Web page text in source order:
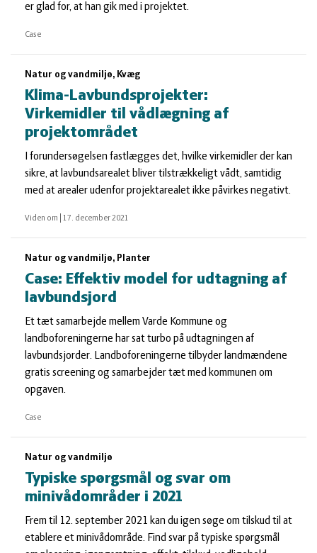
er glad for, at han gik med i projektet.
Case
Natur og vandmiljø, Kvæg
Klima-Lavbundsprojekter:
Virkemidler til vådlægning af
projektområdet
I forundersøgelsen fastlægges det, hvilke virkemidler der kan
sikre, at lavbundsarealet bliver tilstrækkeligt vådt, samtidig
med at arealer udenfor projektarealet ikke påvirkes negativt.
Viden om 17. december 2021
Natur og vandmiljø, Planter
Case: Effektiv model for udtagning af
lavbundsjord
Et tæt samarbejde mellem Varde Kommune og
landboforeningerne har sat turbo på udtagningen af
lavbundsjorder. Landboforeningerne tilbyder landmændene
gratis screening og samarbejder tæt med kommunen om
opgaven.
Case
Natur og vandmiljø
Typiske spørgsmål og svar om
minivådområder i 2021
Frem til 12. september 2021 kan du igen søge om tilskud til at
etablere et minivådområde. Find svar på typiske spørgsmål